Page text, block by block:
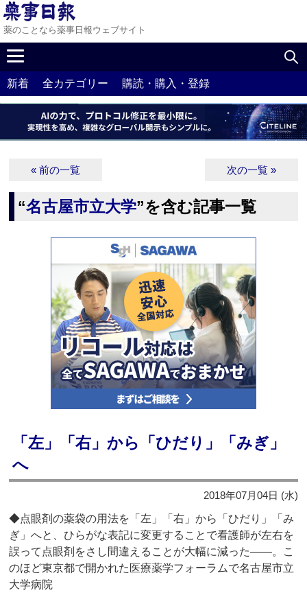
薬のことなら薬事日報ウェブサイト
新着 全カテゴリー 購読・購入・登録
« 前の一覧 次の一覧 »
“名古屋市立大学”を含む記事一覧
「左」「右」から「ひだり」「みぎ」
へ
2018年07月04日 (水)
◆点眼剤の薬袋の用法を「左」「右」から「ひだり」「み
ぎ」へと、ひらがな表記に変更することで看護師が左右を
誤って点眼剤をさし間違えることが大幅に減った――。こ
のほど東京都で開かれた医療薬学フォーラムで名古屋市立
大学病院